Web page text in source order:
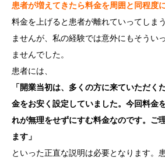
患者が増えてきたら料金を周囲と同程度
料金を上げると患者が離れていってしま
ませんが、私の経験では意外にもそうい
ませんでした。
患者には、
「開業当初は、多くの方に来ていただく
金をお安く設定していました。今回料金
れが無理をせずにすむ料金なのです。ご
ます」
といった正直な説明は必要となります。